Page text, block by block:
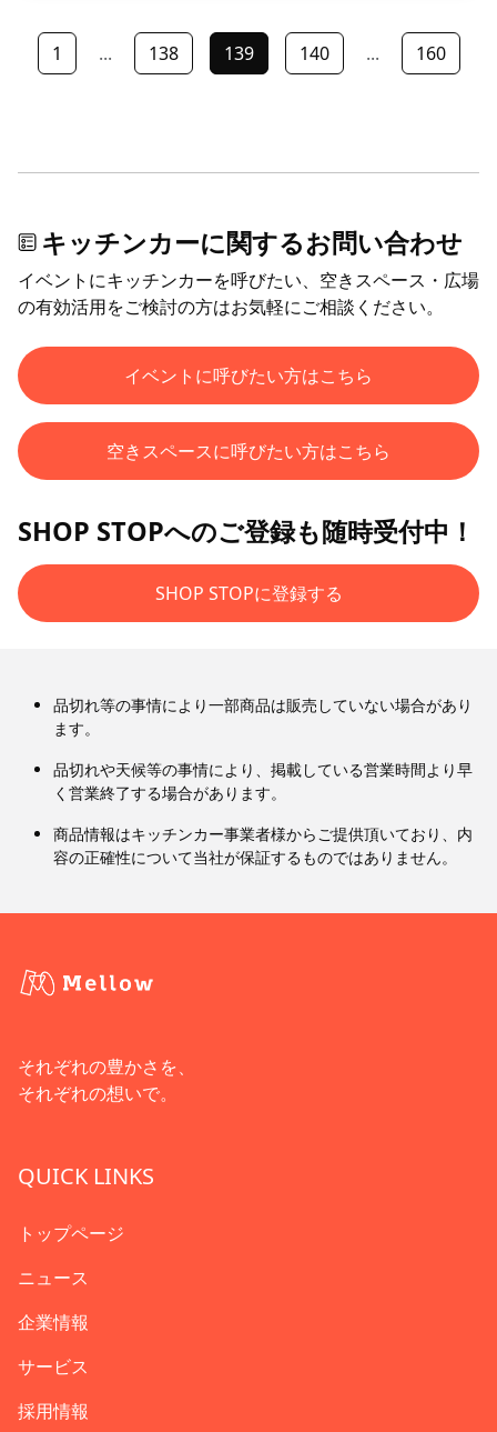
1 ... 138 139 140 ... 160
キッチンカーに関するお問い合わせ
イベントにキッチンカーを呼びたい、空きスペース・広場
の有効活用をご検討の方はお気軽にご相談ください。
イベントに呼びたい方はこちら
空きスペースに呼びたい方はこちら
SHOP STOPへのご登録も随時受付中！
SHOP STOPに登録する
品切れ等の事情により一部商品は販売していない場合があり
ます。
品切れや天候等の事情により、掲載している営業時間より早
く営業終了する場合があります。
商品情報はキッチンカー事業者様からご提供頂いており、内
容の正確性について当社が保証するものではありません。
それぞれの豊かさを、
それぞれの想いで。
QUICK LINKS
トップページ
ニュース
企業情報
サービス
採用情報